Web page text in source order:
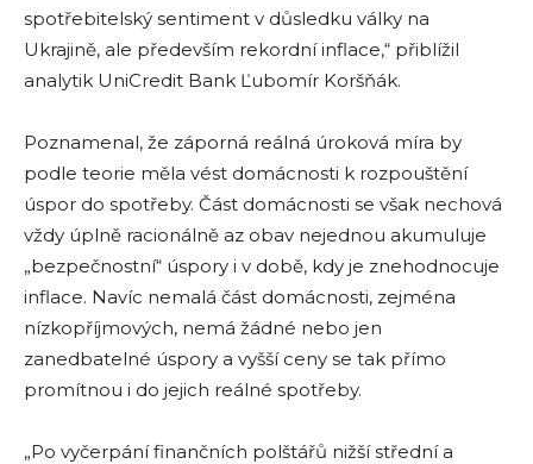
spotřebitelský sentiment v důsledku války na
Ukrajině, ale především rekordní inflace,“ přiblížil
analytik UniCredit Bank Ľubomír Koršňák.
Poznamenal, že záporná reálná úroková míra by
podle teorie měla vést domácnosti k rozpouštění
úspor do spotřeby. Část domácnosti se však nechová
vždy úplně racionálně az obav nejednou akumuluje
„bezpečnostní“ úspory i v době, kdy je znehodnocuje
inflace. Navíc nemalá část domácnosti, zejména
nízkopříjmových, nemá žádné nebo jen
zanedbatelné úspory a vyšší ceny se tak přímo
promítnou i do jejich reálné spotřeby.
„Po vyčerpání finančních polštářů nižší střední a